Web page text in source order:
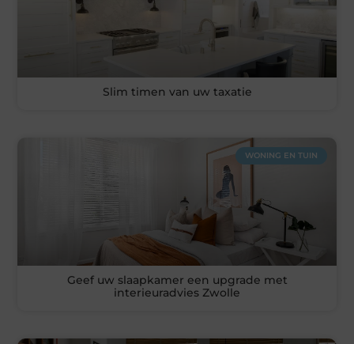
Slim timen van uw taxatie
WONING EN TUIN
Geef uw slaapkamer een upgrade met
interieuradvies Zwolle